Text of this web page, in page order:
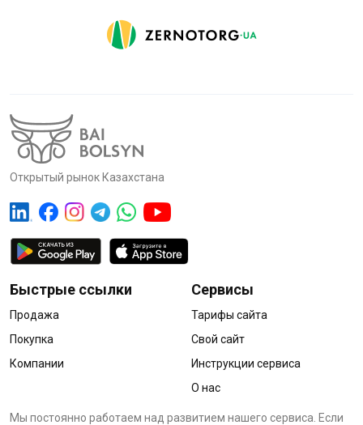
Открытый рынок Казахстана
Быстрые ссылки
Продажа
Покупка
Компании
Сервисы
Тарифы сайта
Свой сайт
Инструкции сервиса
О нас
Мы постоянно работаем над развитием нашего сервиса. Если